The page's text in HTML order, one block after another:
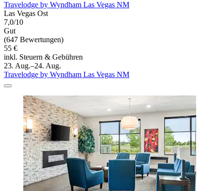
Travelodge by Wyndham Las Vegas NM
Las Vegas Ost
7,0/10
Gut
(647 Bewertungen)
55 €
inkl. Steuern & Gebühren
23. Aug.–24. Aug.
Travelodge by Wyndham Las Vegas NM